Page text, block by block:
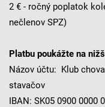
2 € - ročný poplatok
nečlenov SPZ)
Platbu poukážte na
Názov účtu: Klub
stavačov
IBAN: SK05 0900 0000